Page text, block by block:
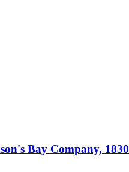
Bay Company,